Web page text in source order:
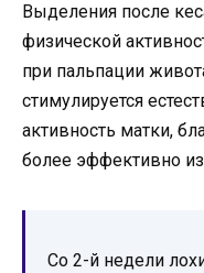
Выделения после
физической
при пальпации
стимулируется
активность матки,
более эффективно
Со 2-й недели